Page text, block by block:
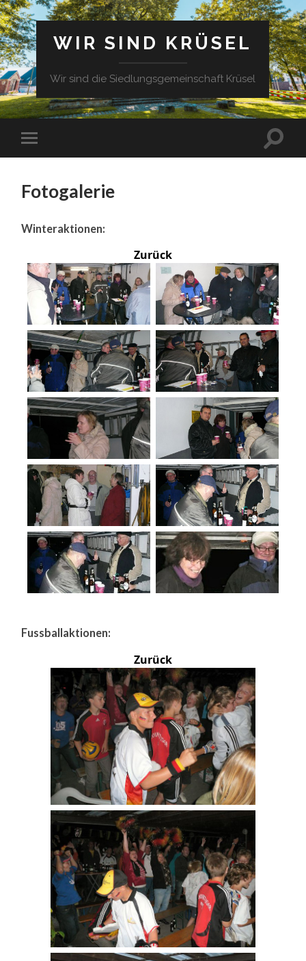
WIR SIND KRÜSEL
Wir sind die Siedlungsgemeinschaft Krüsel
Fotogalerie
Winteraktionen:
Zurück
Fussballaktionen:
Zurück